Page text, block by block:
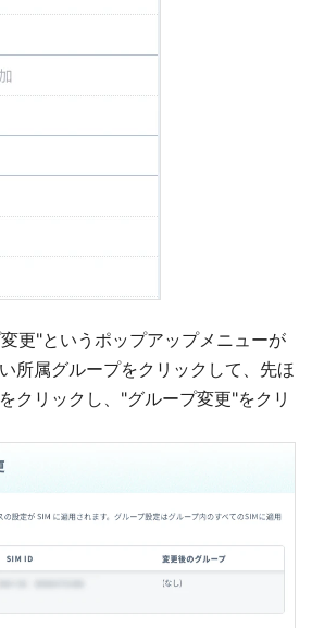
更"というポップアップメニューが
所属グループをクリックして、先ほ
クリックし、"グループ変更"をクリ